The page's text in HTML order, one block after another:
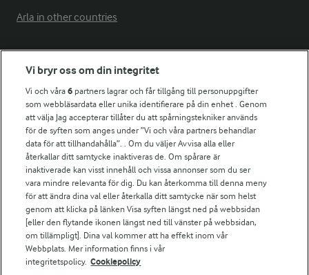
Arla in other countries
Fler Arlasajter
För ägare
Arlas kundportal
Arla.com
Falbygdens Ost
Arla webbshop
Bildbank
Följ oss
Vi bryr oss om din integritet
Vi och våra6 partners lagrar och får tillgång till personuppgifter
som webbläsardata eller unika identifierare på din enhet . Genom
att välja Jag accepterar tillåter du att spårningstekniker används
för de syften som anges under ”Vi och våra partners behandlar
data för att tillhandahålla”. . Om du väljer Avvisa alla eller
återkallar ditt samtycke inaktiveras de. Om spårare är
inaktiverade kan visst innehåll och vissa annonser som du ser
vara mindre relevanta för dig. Du kan återkomma till denna meny
för att ändra dina val eller återkalla ditt samtycke när som helst
genom att klicka på länken Visa syften längst ned på webbsidan
[eller den flytande ikonen längst ned till vänster på webbsidan,
om tillämpligt]. Dina val kommer att ha effekt inom vår
Webbplats. Mer information finns i vår
integritetspolicy. Cookiepolicy